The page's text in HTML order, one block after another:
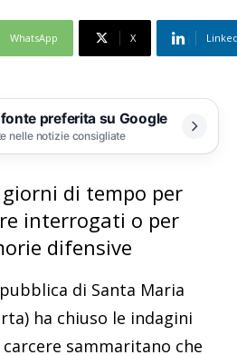
WhatsApp X
preferita su Google
nelle notizie consigliate
di tempo per
interrogati o per
difensive
di Santa Maria
ha chiuso le indagini
sammaritano che